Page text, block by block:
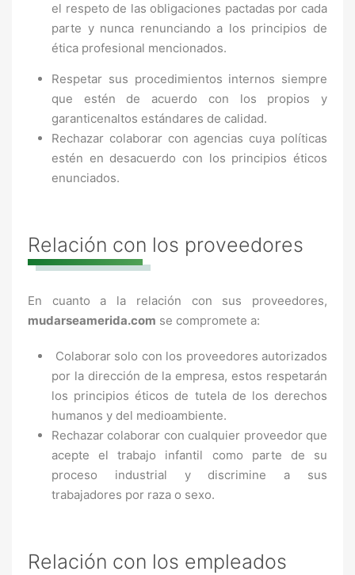
el respeto de las obligaciones pactadas por cada
parte y nunca renunciando a los principios de
ética profesional mencionados.
Respetar sus procedimientos internos siempre
que estén de acuerdo con los propios y
garanticenaltos estándares de calidad.
Rechazar colaborar con agencias cuya políticas
estén en desacuerdo con los principios éticos
enunciados.
Relación con los proveedores
En cuanto a la relación con sus proveedores,
mudarseamerida.com se compromete a:
Colaborar solo con los proveedores autorizados
por la dirección de la empresa, estos respetarán
los principios éticos de tutela de los derechos
humanos y del medioambiente.
Rechazar colaborar con cualquier proveedor que
acepte el trabajo infantil como parte de su
proceso industrial y discrimine a sus
trabajadores por raza o sexo.
Relación con los empleados